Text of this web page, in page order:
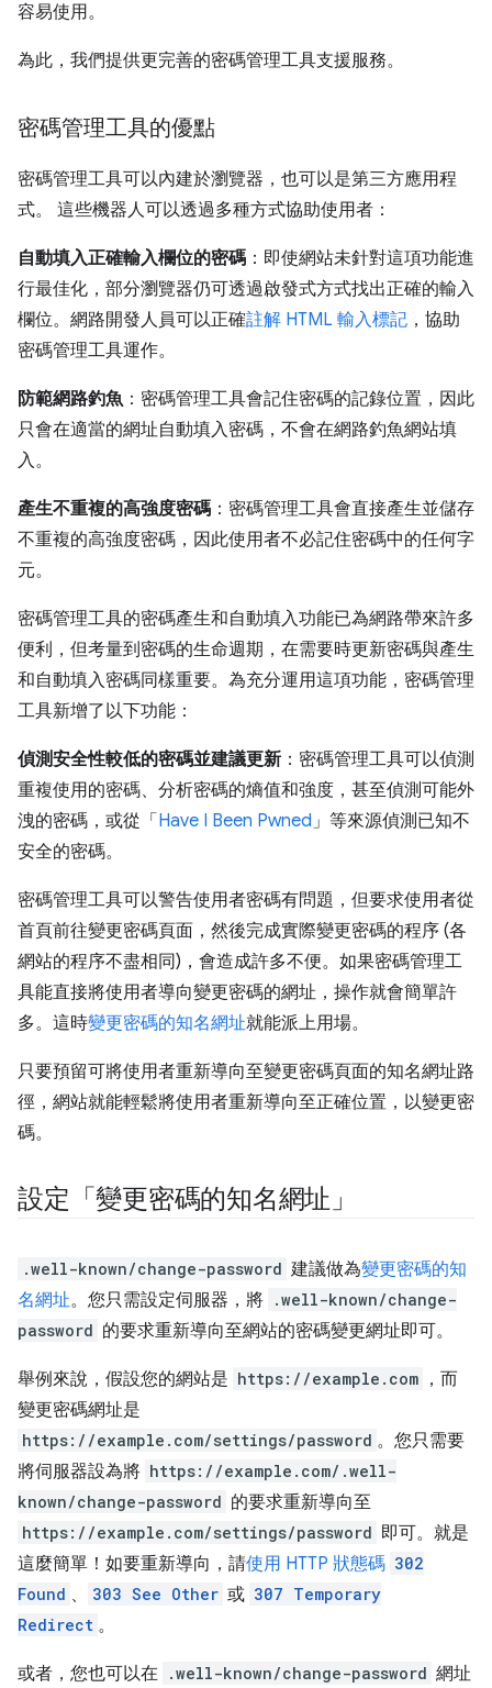
容易使用。
為此，我們提供更完善的密碼管理工具支援服務。
密碼管理工具的優點
密碼管理工具可以內建於瀏覽器，也可以是第三方應用程
式。 這些機器人可以透過多種方式協助使用者：
自動填入正確輸入欄位的密碼 ：即使網站未針對這項功能進
行最佳化，部分瀏覽器仍可透過啟發式方式找出正確的輸入
欄位。網路開發人員可以正確註解 HTML 輸入標記 ，協助
密碼管理工具運作。
防範網路釣魚 ：密碼管理工具會記住密碼的記錄位置，因此
只會在適當的網址自動填入密碼，不會在網路釣魚網站填
入。
產生不重複的高強度密碼 ：密碼管理工具會直接產生並儲存
不重複的高強度密碼，因此使用者不必記住密碼中的任何字
元。
密碼管理工具的密碼產生和自動填入功能已為網路帶來許多
便利，但考量到密碼的生命週期，在需要時更新密碼與產生
和自動填入密碼同樣重要。為充分運用這項功能，密碼管理
工具新增了以下功能：
偵測安全性較低的密碼並建議更新 ：密碼管理工具可以偵測
重複使用的密碼、分析密碼的熵值和強度，甚至偵測可能外
洩的密碼，或從「 Have I Been Pwned」等來源偵測已知不
安全的密碼。
密碼管理工具可以警告使用者密碼有問題，但要求使用者從
首頁前往變更密碼頁面，然後完成實際變更密碼的程序 (各
網站的程序不盡相同)，會造成許多不便。如果密碼管理工
具能直接將使用者導向變更密碼的網址，操作就會簡單許
多。這時變更密碼的知名網址就能派上用場。
只要預留可將使用者重新導向至變更密碼頁面的知名網址路
徑，網站就能輕鬆將使用者重新導向至正確位置，以變更密
碼。
設定「變更密碼的知名網址」
.well-known/change-password 建議做為變更密碼的知
名網址。您只需設定伺服器，將 .well-known/change-
password 的要求重新導向至網站的密碼變更網址即可。
舉例來說，假設您的網站是 https://example.com ，而
變更密碼網址是
https://example.com/settings/password 。您只需要
將伺服器設為將 https://example.com/.well-
known/change-password 的要求重新導向至
https://example.com/settings/password 即可。就是
這麼簡單！如要重新導向，請使用 HTTP 狀態碼 302
Found 、 303 See Other 或 307 Temporary
Redirect 。
或者，您也可以在 .well-known/change-password 網址